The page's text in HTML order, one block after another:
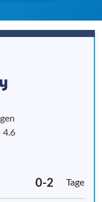
4.6
0-2 Tage